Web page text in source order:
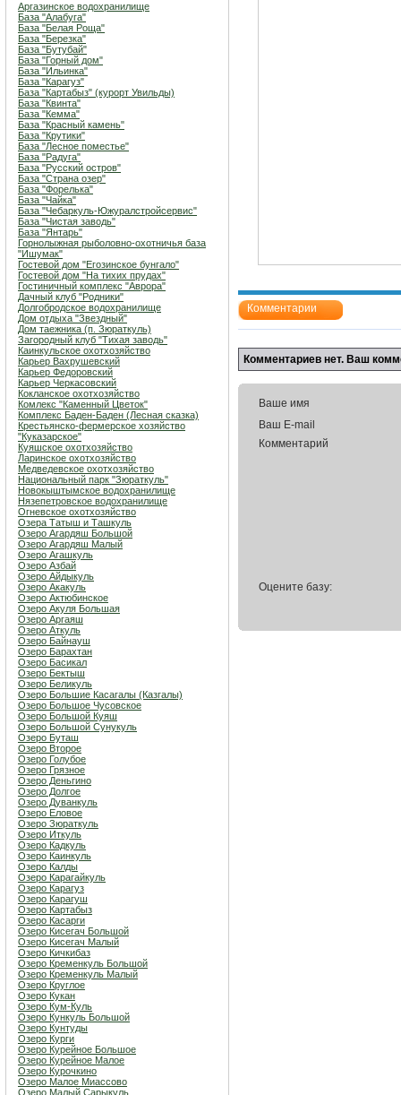
Аргазинское водохранилище
База "Алабуга"
База "Белая Роща"
База "Березка"
База "Бутубай"
База "Горный дом"
База "Ильинка"
База "Карагуз"
База "Картабыз" (курорт Увильды)
База "Квинта"
База "Кемма"
База "Красный камень"
База "Крутики"
База "Лесное поместье"
База "Радуга"
База "Русский остров"
База "Страна озер"
База "Форелька"
База "Чайка"
База "Чебаркуль-Южуралстройсервис"
База "Чистая заводь"
База "Янтарь"
Горнолыжная рыболовно-охотничья база
"Ишумак"
Гостевой дом "Егозинское бунгало"
Гостевой дом "На тихих прудах"
Гостиничный комплекс "Аврора"
Дачный клуб "Родники"
Долгобродское водохранилище
Дом отдыха "Звездный"
Дом таежника (п. Зюраткуль)
Загородный клуб "Тихая заводь"
Каинкульское охотхозяйство
Карьер Вахрушевский
Карьер Федоровский
Карьер Черкасовский
Кокланское охотхозяйство
Комлекс "Каменный Цветок"
Комплекс Баден-Баден (Лесная сказка)
Крестьянско-фермерское хозяйство
"Куказарское"
Куяшское охотхозяйство
Ларинское охотхозяйство
Медведевское охотхозяйство
Национальный парк "Зюраткуль"
Новокыштымское водохранилище
Нязепетровское водохранилище
Огневское охотхозяйство
Озера Татыш и Ташкуль
Озеро Агардяш Большой
Озеро Агардяш Малый
Озеро Агашкуль
Озеро Азбай
Озеро Айдыкуль
Озеро Акакуль
Озеро Актюбинское
Озеро Акуля Большая
Озеро Аргаяш
Озеро Аткуль
Озеро Байнауш
Озеро Барахтан
Озеро Басикал
Озеро Бектыш
Озеро Беликуль
Озеро Большие Касагалы (Казгалы)
Озеро Большое Чусовское
Озеро Большой Куяш
Озеро Большой Сунукуль
Озеро Буташ
Озеро Второе
Озеро Голубое
Озеро Грязное
Озеро Деньгино
Озеро Долгое
Озеро Дуванкуль
Озеро Еловое
Озеро Зюраткуль
Озеро Иткуль
Озеро Кадкуль
Озеро Каинкуль
Озеро Калды
Озеро Карагайкуль
Озеро Карагуз
Озеро Карагуш
Озеро Картабыз
Озеро Касарги
Озеро Кисегач Большой
Озеро Кисегач Малый
Озеро Кичкибаз
Озеро Кременкуль Большой
Озеро Кременкуль Малый
Озеро Круглое
Озеро Кукан
Озеро Кум-Куль
Озеро Кункуль Большой
Озеро Кунтуды
Озеро Курги
Озеро Курейное Большое
Озеро Курейное Малое
Озеро Курочкино
Озеро Малое Миассово
Озеро Малый Сарыкуль
Комментарии
Комментариев нет. Ваш
Ваше имя
Ваш E-mail
Комментарий
Оцените базу: